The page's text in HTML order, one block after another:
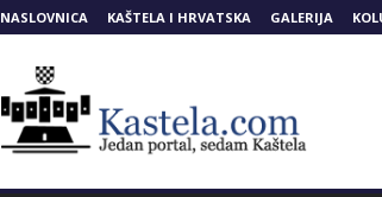
NASLOVNICA KAŠTELA I HRVATSKA GALERIJA